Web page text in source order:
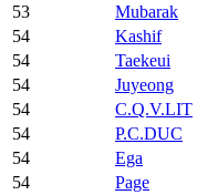
53
Mubarak
54
Kashif
54
Taekeui
54
Juyeong
54
C.Q.V.LIT
54
P.C.DUC
54
Ega
54
Page